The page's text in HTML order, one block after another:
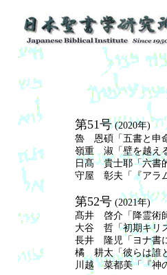
第51号(2020年)
魯 恩碩「五書と申
嶺重 淑「壁を越え
日髙 貴士耶「六書
守屋 彰夫「『アラ
第52号 (2021年)
髙井 啓介「降霊術
大谷 哲「初期キリ
長井 隆児「ヨナ書
橘 耕太「彼らは誰
川越 菜都美「『神